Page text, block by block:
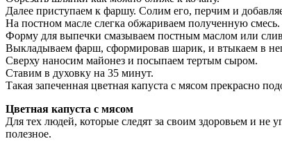
Далее приступаем к фаршу. Солим его, перчим и
На постном масле слегка обжариваем полученную смесь.
Форму для выпечки смазываем постным маслом или
Выкладываем фарш, сформировав шарик, и втыкаем в
Сверху наносим майонез и посыпаем тертым сыром.
Ставим в духовку на 35 минут.
Такая запеченная цветная капуста с мясом прекрасно
Цветная капуста с мясом
Для тех людей, которые следят за своим здоровьем и
полезное.